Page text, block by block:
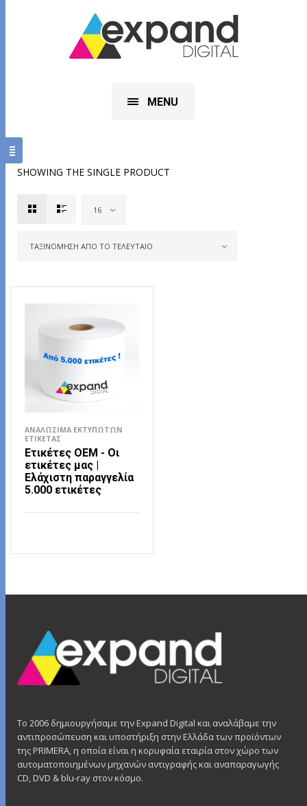
MENU
SHOWING THE SINGLE PRODUCT
16
ΤΑΞΙΝΌΜΗΣΗ ΑΠΌ ΤΟ ΤΕΛΕΥΤΑΊΟ
ΑΝΑΛΏΣΙΜΑ ΕΚΤΥΠΩΤΏΝ
ΕΤΙΚΈΤΑΣ
Eτικέτες ΟΕΜ - Οι
ετικέτες μας |
Ελάχιστη παραγγελία
5.000 ετικέτες
Το 2006 δημιουργήσαμε την Expand Digital και αναλάβαμε την
αντιπροσώπευση και υποστήριξη στην Ελλάδα των προϊόντων
της PRIMERA, η οποία είναι η κορυφαία εταιρία στον χώρο των
αυτοματοποιημένων μηχανών αντιγραφής και αναπαραγωγής
CD, DVD & blu-ray στον κόσμο.